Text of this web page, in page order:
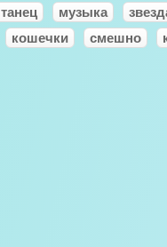
танец музыка
кошечки смешно